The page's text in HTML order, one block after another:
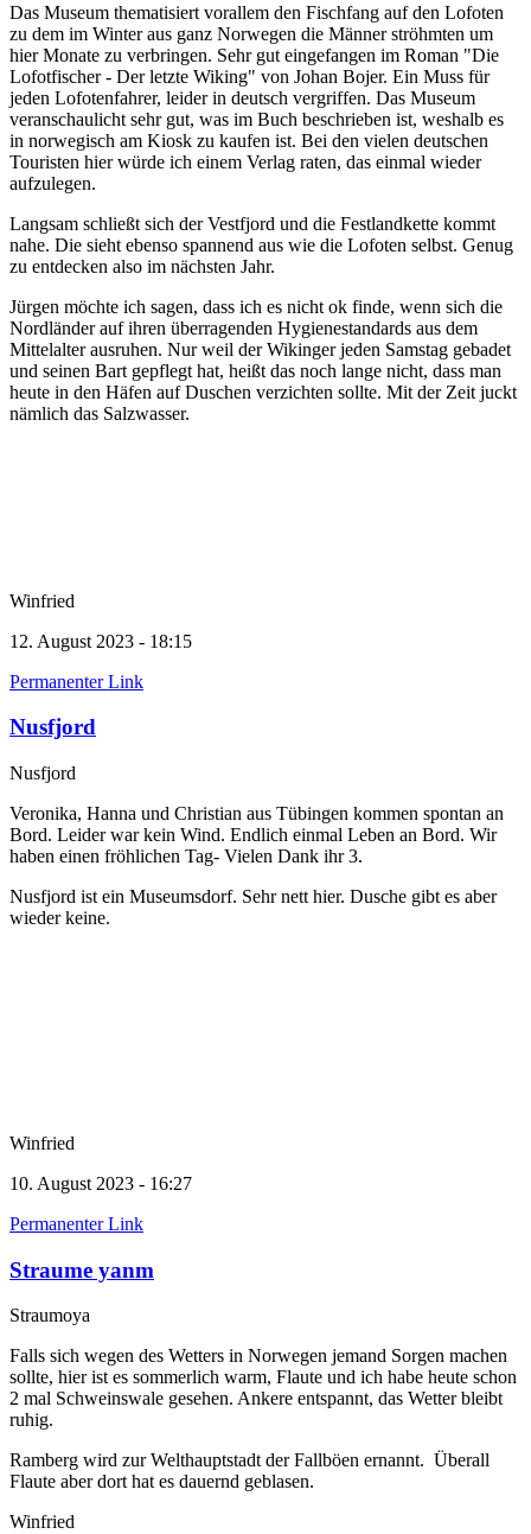
Das Museum thematisiert vorallem den Fischfang auf den Lofoten
zu dem im Winter aus ganz Norwegen die Männer ströhmten um
hier Monate zu verbringen. Sehr gut eingefangen im Roman "Die
Lofotfischer - Der letzte Wiking" von Johan Bojer. Ein Muss für
jeden Lofotenfahrer, leider in deutsch vergriffen. Das Museum
veranschaulicht sehr gut, was im Buch beschrieben ist, weshalb es
in norwegisch am Kiosk zu kaufen ist. Bei den vielen deutschen
Touristen hier würde ich einem Verlag raten, das einmal wieder
aufzulegen.
Langsam schließt sich der Vestfjord und die Festlandkette kommt
nahe. Die sieht ebenso spannend aus wie die Lofoten selbst. Genug
zu entdecken also im nächsten Jahr.
Jürgen möchte ich sagen, dass ich es nicht ok finde, wenn sich die
Nordländer auf ihren überragenden Hygienestandards aus dem
Mittelalter ausruhen. Nur weil der Wikinger jeden Samstag gebadet
und seinen Bart gepflegt hat, heißt das noch lange nicht, dass man
heute in den Häfen auf Duschen verzichten sollte. Mit der Zeit juckt
nämlich das Salzwasser.
Winfried
12. August 2023 - 18:15
Permanenter Link
Nusfjord
Nusfjord
Veronika, Hanna und Christian aus Tübingen kommen spontan an
Bord. Leider war kein Wind. Endlich einmal Leben an Bord. Wir
haben einen fröhlichen Tag- Vielen Dank ihr 3.
Nusfjord ist ein Museumsdorf. Sehr nett hier. Dusche gibt es aber
wieder keine.
Winfried
10. August 2023 - 16:27
Permanenter Link
Straume yanm
Straumoya
Falls sich wegen des Wetters in Norwegen jemand Sorgen machen
sollte, hier ist es sommerlich warm, Flaute und ich habe heute schon
2 mal Schweinswale gesehen. Ankere entspannt, das Wetter bleibt
ruhig.
Ramberg wird zur Welthauptstadt der Fallböen ernannt. Überall
Flaute aber dort hat es dauernd geblasen.
Winfried